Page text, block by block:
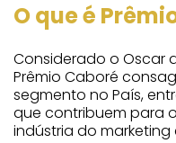
O que é
Considerado o Oscar
Prêmio Caboré
segmento no País,
que contribuem para
indústria do